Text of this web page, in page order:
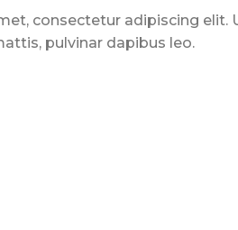
consectetur adipiscing elit.
pulvinar dapibus leo.